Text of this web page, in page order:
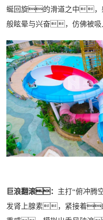
蜒回旋的滑道之中，
般眩晕与兴奋，仿佛被
巨浪翻滚： 主打“俯冲
发肾上腺素，紧接着